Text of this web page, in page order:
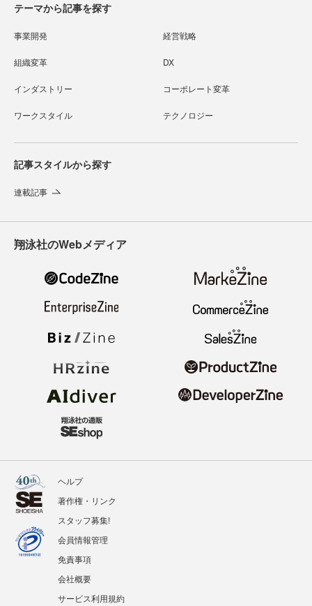
テーマから記事を探す
事業開発 経営戦略
組織変革 DX
インダストリー コーポレート変革
ワークスタイル テクノロジー
記事スタイルから探す
連載記事
翔泳社のWebメディア
ヘルプ
著作権・リンク
スタッフ募集!
会員情報管理
免責事項
会社概要
サービス利用規約